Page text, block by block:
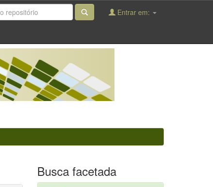
Entrar em:
Busca facetada